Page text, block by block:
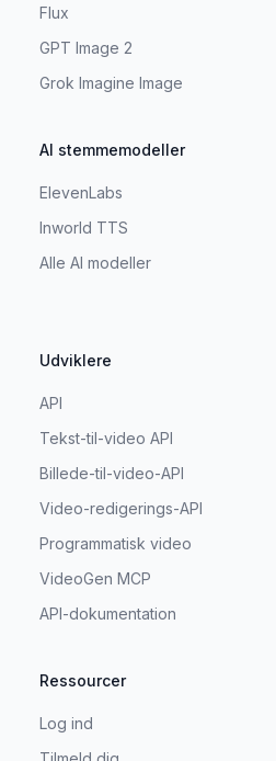
Flux
GPT Image 2
Grok Imagine Image
AI stemmemodeller
ElevenLabs
Inworld TTS
Alle AI modeller
Udviklere
API
Tekst-til-video API
Billede-til-video-API
Video-redigerings-API
Programmatisk video
VideoGen MCP
API-dokumentation
Ressourcer
Log ind